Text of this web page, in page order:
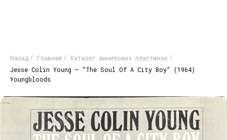
Назад / Главная / Каталог виниловых пластинок /
Jesse Colin Young – "The Soul Of A City Boy" (1964)
Youngbloods